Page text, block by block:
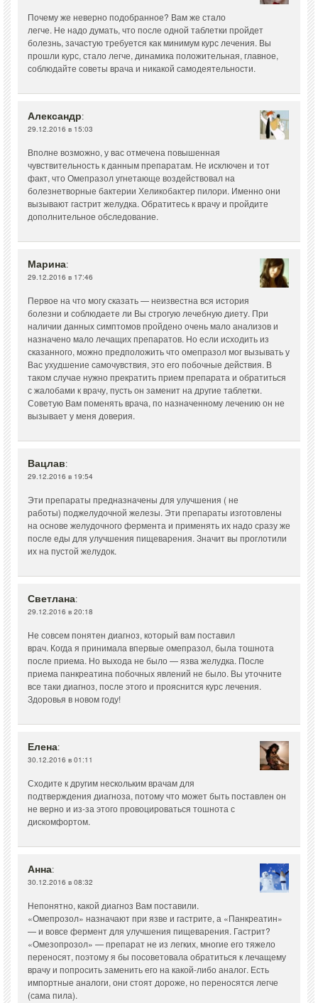
Почему же неверно подобранное? Вам же стало
легче. Не надо думать, что после одной таблетки пройдет
болезнь, зачастую требуется как минимум курс лечения. Вы
прошли курс, стало легче, динамика положительная, главное,
соблюдайте советы врача и никакой самодеятельности.
Александр:
29.12.2016 в 15:03
Вполне возможно, у вас отмечена повышенная
чувствительность к данным препаратам. Не исключен и тот
факт, что Омепразол угнетающе воздействовал на
болезнетворные бактерии Хеликобактер пилори. Именно они
вызывают гастрит желудка. Обратитесь к врачу и пройдите
дополнительное обследование.
Марина:
29.12.2016 в 17:46
Первое на что могу сказать — неизвестна вся история
болезни и соблюдаете ли Вы строгую лечебную диету. При
наличии данных симптомов пройдено очень мало анализов и
назначено мало лечащих препаратов. Но если исходить из
сказанного, можно предположить что омепразол мог вызывать у
Вас ухудшение самочувствия, это его побочные действия. В
таком случае нужно прекратить прием препарата и обратиться
с жалобами к врачу, пусть он заменит на другие таблетки.
Советую Вам поменять врача, по назначенному лечению он не
вызывает у меня доверия.
Вацлав:
29.12.2016 в 19:54
Эти препараты предназначены для улучшения ( не
работы) поджелудочной железы. Эти препараты изготовлены
на основе желудочного фермента и применять их надо сразу же
после еды для улучшения пищеварения. Значит вы проглотили
их на пустой желудок.
Светлана:
29.12.2016 в 20:18
Не совсем понятен диагноз, который вам поставил
врач. Когда я принимала впервые омепразол, была тошнота
после приема. Но выхода не было — язва желудка. После
приема панкреатина побочных явлений не было. Вы уточните
все таки диагноз, после этого и прояснится курс лечения.
Здоровья в новом году!
Елена:
30.12.2016 в 01:11
Сходите к другим нескольким врачам для
подтверждения диагноза, потому что может быть поставлен он
не верно и из-за этого провоцироваться тошнота с
дискомфортом.
Анна:
30.12.2016 в 08:32
Непонятно, какой диагноз Вам поставили.
«Омепрозол» назначают при язве и гастрите, а «Панкреатин»
— и вовсе фермент для улучшения пищеварения. Гастрит?
«Омезопрозол» — препарат не из легких, многие его тяжело
переносят, поэтому я бы посоветовала обратиться к лечащему
врачу и попросить заменить его на какой-либо аналог. Есть
импортные аналоги, они стоят дороже, но переносятся легче
(сама пила).